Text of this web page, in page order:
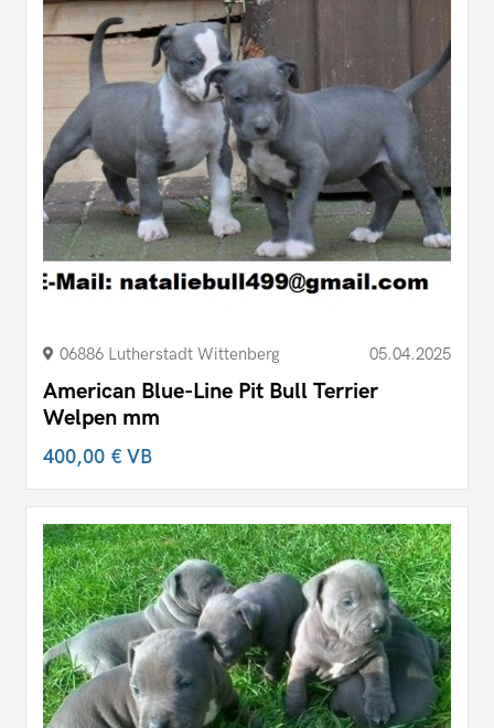
06886 Lutherstadt Wittenberg 05.04.2025
American Blue-Line Pit Bull Terrier
Welpen mm
400,00 €VB